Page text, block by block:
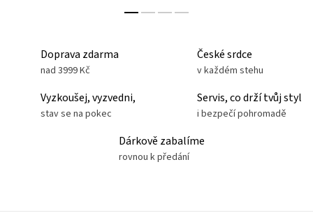
Doprava zdarma
nad 3999 Kč
České srdce
v každém stehu
Vyzkoušej, vyzvedni,
stav se na pokec
Servis, co drží tvůj styl
i bezpečí pohromadě
Dárkově zabalíme
rovnou k předání